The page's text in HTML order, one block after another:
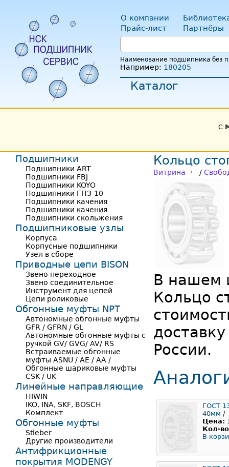
О компании
Прайс-лист
Партнёры
Наименование подшипника без
Например: 180205
Каталог
С
Кольцо
Витрина /
В нашем
Кольцо
России.
ГОСТ
40мм /
Цена:
Кол-
В
Подшипники
Подшипники ART
Подшипники FBJ
Подшипники KOYO
Подшипники ГПЗ-10
Подшипники качения
Подшипники качения
Подшипники скольжения
Подшипниковые узлы
Корпуса
Корпусные подшипники
Узел в сборе
Приводные цепи BISON
Звено переходное
Звено соединительное
Инструмент для цепей
Цепи роликовые
Обгонные муфты NPT
Автономные обгонные муфты
GFR / GFRN / GL
Автономные обгонные муфты с
ручкой GV/ GVG/ AV/ RS
Встраиваемые обгонные
муфты ASNU / AE / AA /
Обгонные шариковые муфты
CSK / UK
Линейные направляющие
HIWIN
IKO, INA, SKF, BOSCH
Комплект
Обгонные муфты
Stieber
Другие производители
Антифрикционные
покрытия MODENGY